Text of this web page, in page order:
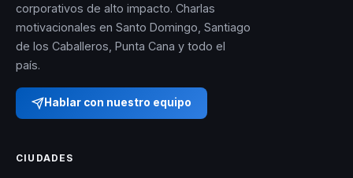
corporativos de alto impacto. Charlas
motivacionales en Santo Domingo, Santiago
de los Caballeros, Punta Cana y todo el
país.
Hablar con nuestro equipo
CIUDADES